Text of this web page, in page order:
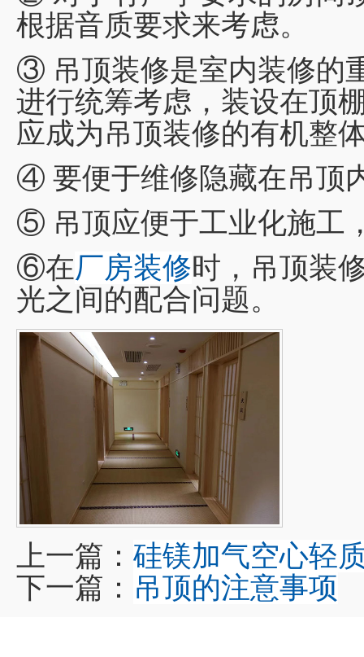
根据音质要求来考虑。
③ 吊顶装修是室内装修的
进行统筹考虑，装设在顶
应成为吊顶装修的有机整
④ 要便于维修隐藏在吊顶
⑤ 吊顶应便于工业化施工
⑥在厂房装修时，吊顶装
光之间的配合问题。
上一篇： 硅镁加气空心轻
下一篇： 吊顶的注意事项